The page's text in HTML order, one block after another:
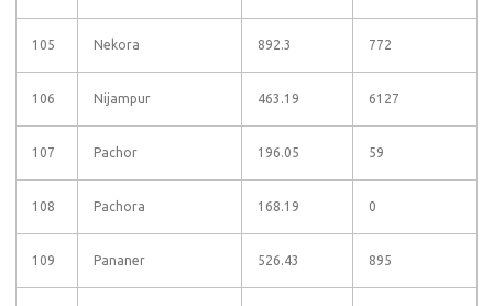
105 Nekora 892.3 772
106 Nijampur 463.19 6127
107 Pachor 196.05 59
108 Pachora 168.19 0
109 Pananer 526.43 895